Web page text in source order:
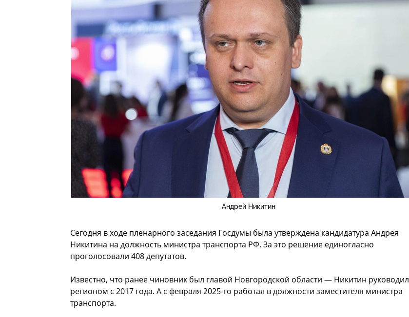
Андрей Никитин
Сегодня в ходе пленарного заседания Госдумы была утверждена кандидатура Андрея
Никитина на должность министра транспорта РФ. За это решение единогласно
проголосовали 408 депутатов.
Известно, что ранее чиновник был главой Новгородской области — Никитин руководил
регионом с 2017 года. А с февраля 2025-го работал в должности заместителя министра
транспорта.